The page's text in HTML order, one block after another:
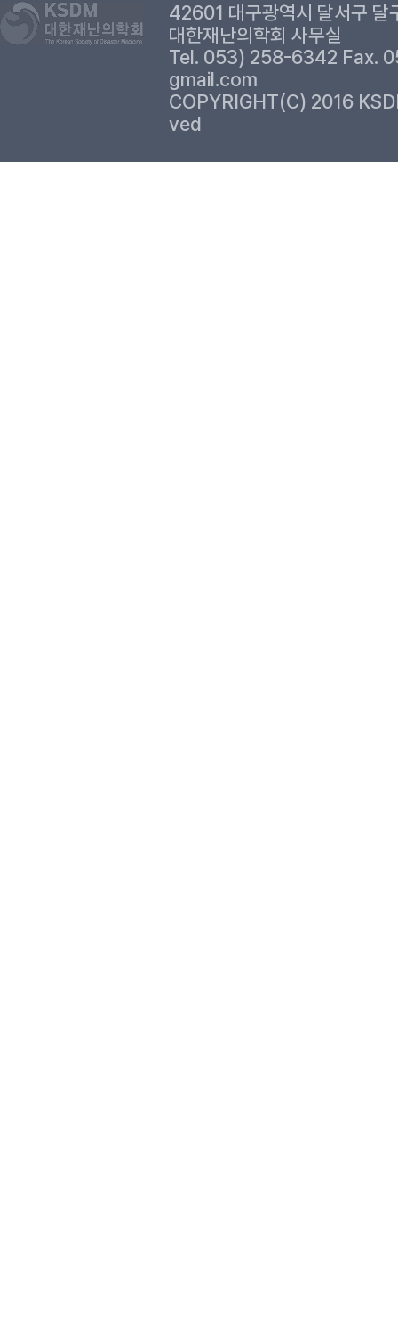
42601 대구광역시 달서구 달
대한재난의학회 사무실
Tel. 053) 258-6342 Fax.
gmail.com
COPYRIGHT(C) 2016
ved